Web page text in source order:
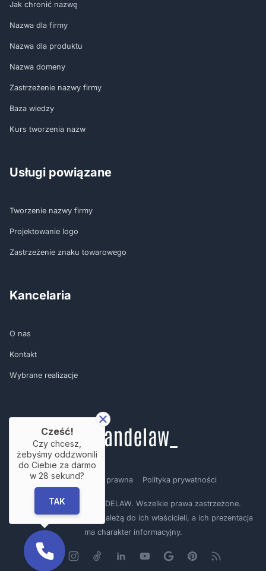
Jak chronić nazwę
Nazwa dla firmy
Nazwa dla produktu
Nazwa domeny
Zastrzeżenie nazwy firmy
Baza wiedzy
Kurs tworzenia nazw
Usługi powiązane
Tworzenie nazwy firmy
Projektowanie logo
Zastrzeżenie znaku towarowego
Kancelaria
O nas
Kontakt
Wybrane realizacje
Regulamin Nota prawna Polityka prywatności
Copyright © by BRANDELAW. Wszelkie prawa zastrzeżone.
Prezentowane logotypy należą do ich właścicieli, a ich prezentacja
ma charakter informacyjny.
Cześć!
Czy chcesz,
żebyśmy oddzwonili
do Ciebie za darmo
w 28 sekund?
TAK